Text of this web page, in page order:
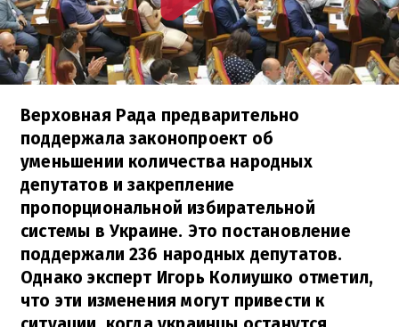
Верховная Рада предварительно
поддержала законопроект об
уменьшении количества народных
депутатов и закрепление
пропорциональной избирательной
системы в Украине. Это постановление
поддержали 236 народных депутатов.
Однако эксперт Игорь Колиушко отметил,
что эти изменения могут привести к